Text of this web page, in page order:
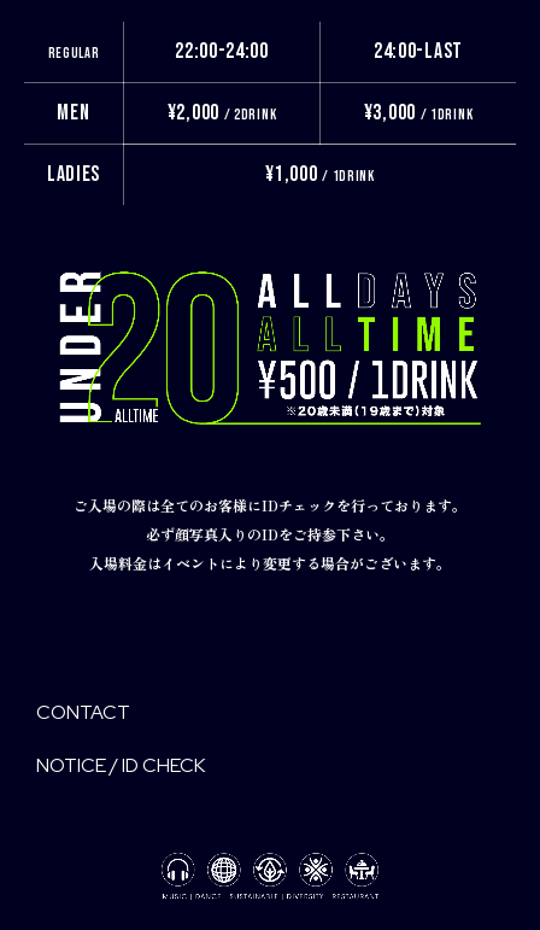
REGULAR 22:00-24:00 24:00-LAST
MEN ¥2,000 / 2DRINK ¥3,000 / 1DRINK
LADIES ¥1,000/ 1DRINK
ご入場の際は全てのお客様にIDチェックを行っております。
必ず顔写真入りのIDをご持参下さい。
入場料金はイベントにより変更する場合がございます。
CONTACT
NOTICE / ID CHECK